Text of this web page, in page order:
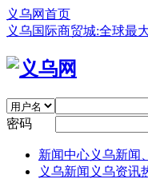
义乌网首页
义乌国际商贸城:全球最
密码
新闻中心义乌新闻
义乌新闻 义乌资讯